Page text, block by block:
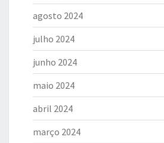
agosto 2024
julho 2024
junho 2024
maio 2024
abril 2024
março 2024